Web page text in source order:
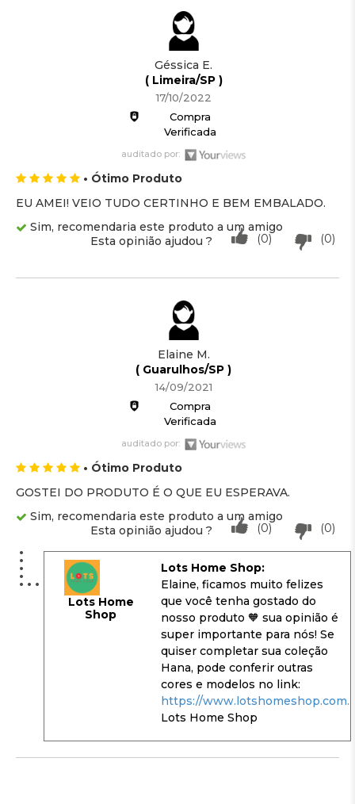
Géssica E.
( Limeira/SP )
17/10/2022
Compra
Verificada
auditado por:
• Ótimo Produto
EU AMEI! VEIO TUDO CERTINHO E BEM EMBALADO.
Sim, recomendaria este produto a um amigo
(0)
(0)
Esta opinião ajudou ?
Elaine M.
( Guarulhos/SP )
14/09/2021
Compra
Verificada
auditado por:
• Ótimo Produto
GOSTEI DO PRODUTO É O QUE EU ESPERAVA.
Sim, recomendaria este produto a um amigo
(0)
(0)
Esta opinião ajudou ?
Lots Home
Shop
Lots Home Shop:
Elaine, ficamos muito felizes
que você tenha gostado do
nosso produto 🧡 sua opinião é
super importante para nós! Se
quiser completar sua coleção
Hana, pode conferir outras
cores e modelos no link:
https://
Lots Home Shop